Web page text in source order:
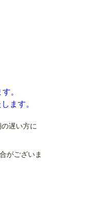
。
ます。
遅い方に
がございま